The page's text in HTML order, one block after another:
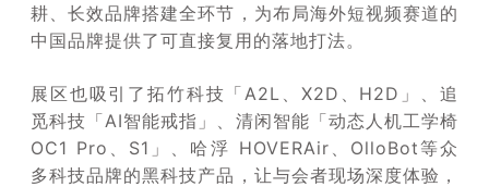
耕、长效品牌搭建全环节，为布局海外短视频赛道的
中国品牌提供了可直接复用的落地打法。
展区也吸引了拓竹科技「A2L、X2D、H2D」、追
觅科技「AI智能戒指」、清闲智能「动态人机工学椅
OC1 Pro、S1」、哈浮 HOVERAir、OlloBot等众
多科技品牌的黑科技产品，让与会者现场深度体验，